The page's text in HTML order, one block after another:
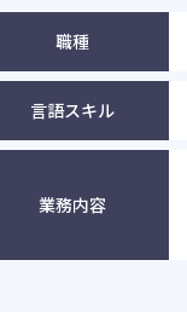
職種
言語スキル
業務内容